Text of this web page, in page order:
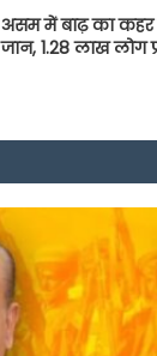
असम में बाढ़ का कहर
जान, 1.28 लाख लोग